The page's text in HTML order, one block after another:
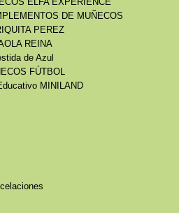
ELFA EXPERIENCE
DE MUÑECOS
PEREZ
REINA
de Azul
FÚTBOL
MINILAND